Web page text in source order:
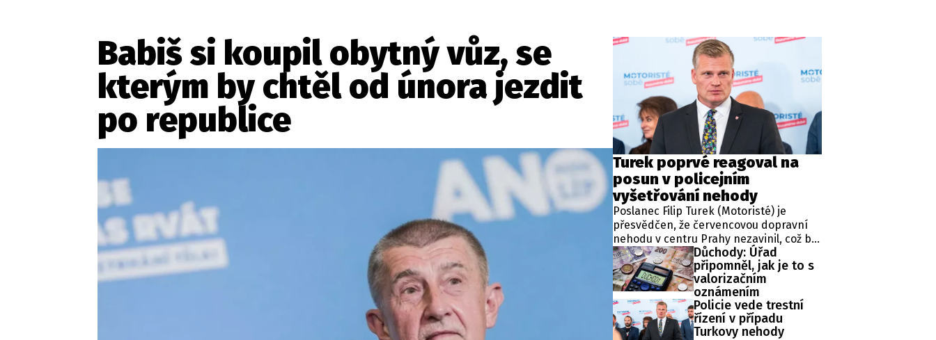
Etický kodex Redakce Kontakt Vydavatel Inzerce Osobní údaje / Cookies
Volná místa
Provozovatelem serveru newsbox.cz je INCORP MEDIA GROUP s.r.o., IČ: 118 23 054
Zaznamenali jste událost? Máte pro nás důležitou zprávu, příběh, fotografie, videa?
Pošlete nám mail na: redakce@newsbox.cz
Nejlepší z vás odměníme
Babiš si koupil obytný vůz, se
kterým by chtěl od února jezdit
po republice
Turek poprvé reagoval na
posun v policejním
vyšetřování nehody
Poslanec Filip Turek (Motoristé) je
přesvědčen, že červencovou dopravní
nehodu v centru Prahy nezavinil, což by
podle jeho slov mělo prokázat i
probíhající vyšetřování. Policie v
případu zahájila trestní řízení a zároveň
nařídila znalecké zkoumání. Nikdo
zatím nebyl obviněn.
Důchody: Úřad
připomněl, jak je to s
valorizačním
oznámením
Policie vede trestní
řízení v případu
Turkovy nehody